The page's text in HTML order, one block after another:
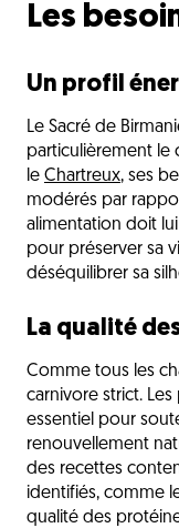
Les
Un profil
Le Sacré de
particulièrement le
le Chartreux, ses
modérés par
alimentation doit
pour préserver sa
déséquilibrer sa
La qualité
Comme tous les
carnivore strict.
essentiel pour
renouvellement
des recettes
identifiés, comme
qualité des